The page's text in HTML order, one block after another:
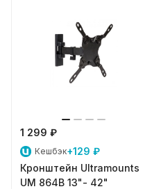
1 299 ₽
Кешбэк+129 ₽
Кронштейн Ultramounts
UM 864B 13"- 42"